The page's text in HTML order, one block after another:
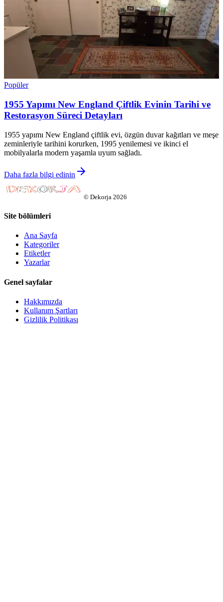
Popüler
1955 Yapımı New England Çiftlik Evinin Tarihi ve
Restorasyon Süreci Detayları
1955 yapımı New England çiftlik evi, özgün duvar kağıtları ve meşe
zeminleriyle tarihini korurken, 1995 yenilemesi ve ikinci el
mobilyalarla modern yaşamla uyum sağladı.
Daha fazla bilgi edinin
© Dekorja 2026
Site bölümleri
Ana Sayfa
Kategoriler
Etiketler
Yazarlar
Genel sayfalar
Hakkımızda
Kullanım Şartları
Gizlilik Politikası